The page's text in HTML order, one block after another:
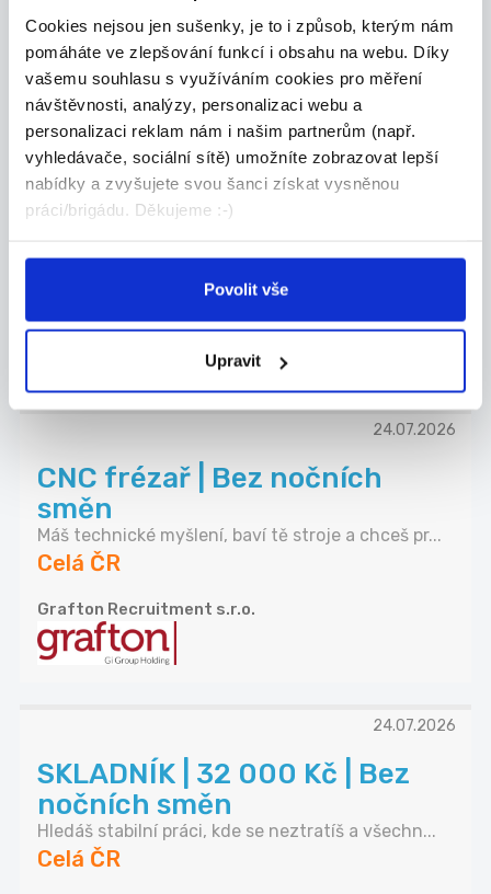
Cookies nejsou jen sušenky, je to i způsob, kterým nám
pomáháte ve zlepšování funkcí i obsahu na webu. Díky
vašemu souhlasu s využíváním cookies pro měření
návštěvnosti, analýzy, personalizaci webu a
personalizaci reklam nám i našim partnerům (např.
vyhledávače, sociální sítě) umožníte zobrazovat lepší
nabídky a zvyšujete svou šanci získat vysněnou
práci/brigádu. Děkujeme :-)
Povolit vše
Upravit
04.08.2026
Obsluha moderního školního
ReFresh Bistra, od 140 Kč/...
🌟 Hledáme nové kolegy od září do nově
otevíranéh...
Šumperk
ReFresh Bistro s.r.o.
DALŠÍ NABÍDKY ZCELÉ ČR
24.07.2026
CNC frézař | Bez nočních
směn
Máš technické myšlení, baví tě stroje a chceš pr...
Celá ČR
Grafton Recruitment s.r.o.
24.07.2026
SKLADNÍK | 32 000 Kč | Bez
nočních směn
Hledáš stabilní práci, kde se neztratíš a všechn...
Celá ČR